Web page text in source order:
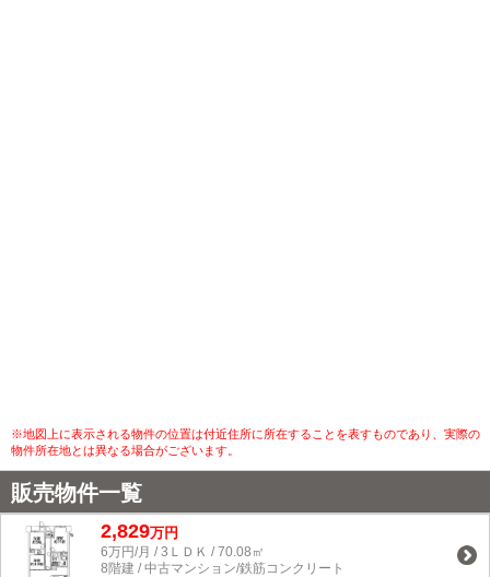
※地図上に表示される物件の位置は付近住所に所在することを表すものであり、実際の
物件所在地とは異なる場合がございます。
販売物件一覧
2,829万円
6万円/月 / 3ＬＤＫ / 70.08㎡
8階建 / 中古マンション/鉄筋コンクリート